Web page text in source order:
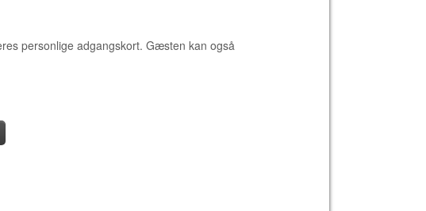
personlige adgangskort. Gæsten kan også